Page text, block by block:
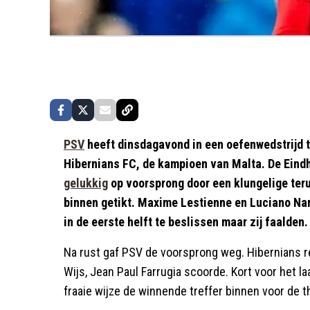
PSV heeft dinsdagavond in een
Hibernians FC, de kampioen van Malta. De
gelukkig op voorsprong door een klungelige
binnen getikt. Maxime Lestienne en Luciano
in de eerste helft te beslissen maar zij faalden.
Na rust gaf PSV de voorsprong weg.
Wijs, Jean Paul Farrugia scoorde. Kort voor het
fraaie wijze de winnende treffer binnen voor de